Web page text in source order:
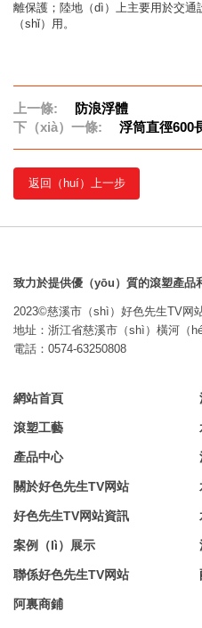
離保護；陸地（dì）上主要用於交通
（shǐ）用。
上一條:
防浪浮體
下（xià）一條:
浮筒直徑600
返回（huí）上一步
致力於提供優（yōu）質的滾塑產品
2023©慈溪市（shì）好色先生TV网
地址：浙江省慈溪市（shì）橫河（
電話：0574-63250808
網站首頁
滾塑工藝
產品中心
關於好色先生TV网站
好色先生TV网站資訊
案例（lì）展示
聯係好色先生TV网站
阿裏商鋪